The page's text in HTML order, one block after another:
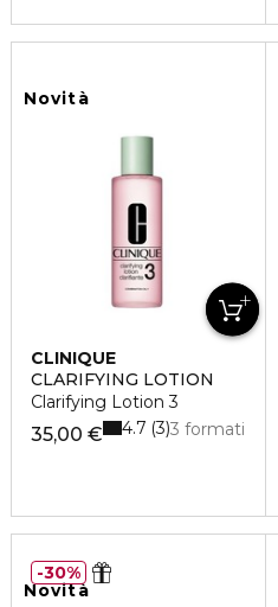
Novità
CLINIQUE
CLARIFYING LOTION
Clarifying Lotion 3
35,00 € 3 formati
4.7 3
Novità
30%